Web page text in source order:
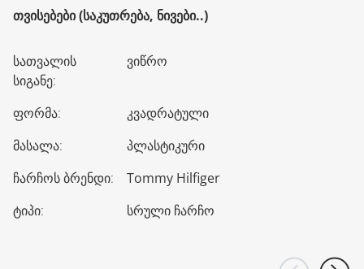
ᲗᲕᲘᲡᲔᲑᲔᲑᲘ (ᲡᲐᲙᲣᲗᲠᲔᲑᲐ, ᲜᲘᲕᲔᲑᲘ..)
სათვალის
სიგანე:
ვიწრო
ფორმა:
კვადრატული
მასალა:
პლასტიკური
ჩარჩოს ბრენდი:
Tommy Hilfiger
ტიპი: სრული ჩარჩო